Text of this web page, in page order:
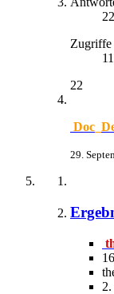
22
Zugriffe
22
29.